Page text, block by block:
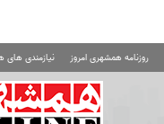
روزنامه همشهری امروز نیازمندی